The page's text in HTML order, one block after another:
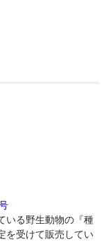
いる野生動物の『種
を受けて販売してい